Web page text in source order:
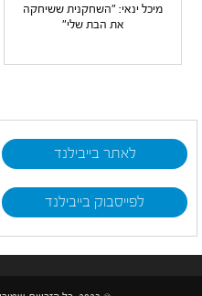
מיכל ינאי: "השחקנית ששיחקה
את הבת שלי"
לאתר בייבילנד
לפייסבוק בייבילנד